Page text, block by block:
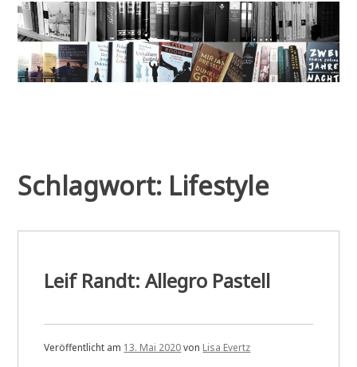
Schlagwort: Lifestyle
Leif Randt: Allegro Pastell
Veröffentlicht am 13. Mai 2020von Lisa Evertz